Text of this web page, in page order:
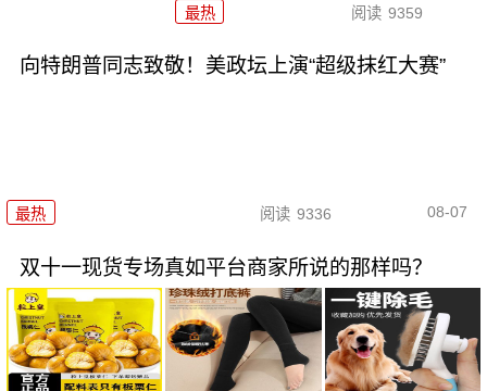
最热 阅读 9359
向特朗普同志致敬！美政坛上演“超级抹红大赛”
最热 阅读 9336 08-07
双十一现货专场真如平台商家所说的那样吗？